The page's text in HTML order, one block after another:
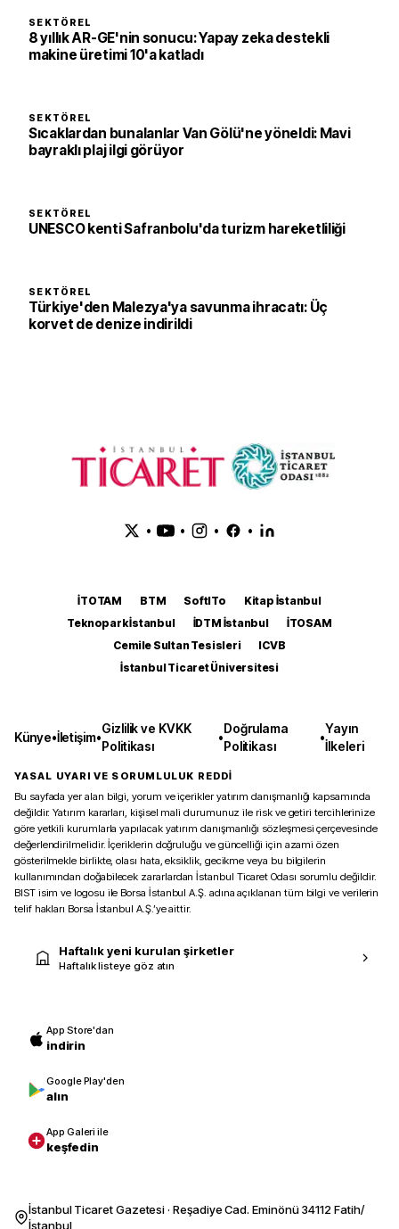
SEKTÖREL
8 yıllık AR-GE'nin sonucu: Yapay zeka destekli
makine üretimi 10'a katladı
SEKTÖREL
Sıcaklardan bunalanlar Van Gölü'ne yöneldi: Mavi
bayraklı plaj ilgi görüyor
SEKTÖREL
UNESCO kenti Safranbolu'da turizm hareketliliği
SEKTÖREL
Türkiye'den Malezya'ya savunma ihracatı: Üç
korvet de denize indirildi
• • • •
İTOTAM BTM SoftITo
Kitap İstanbul
Teknopark İstanbul
İDTM İstanbul
İTOSAM
Cemile Sultan Tesisleri
ICVB
İstanbul Ticaret Üniversitesi
Künye•İletişim•
Gizlilik ve KVKK
Politikası
•
Doğrulama
Politikası
•
Yayın
İlkeleri
YASAL UYARI VE SORUMLULUK REDDİ
Bu sayfada yer alan bilgi, yorum ve içerikler yatırım danışmanlığı kapsamında
değildir. Yatırım kararları, kişisel mali durumunuz ile risk ve getiri tercihlerinize
göre yetkili kurumlarla yapılacak yatırım danışmanlığı sözleşmesi çerçevesinde
değerlendirilmelidir. İçeriklerin doğruluğu ve güncelliği için azami özen
gösterilmekle birlikte, olası hata, eksiklik, gecikme veya bu bilgilerin
kullanımından doğabilecek zararlardan İstanbul Ticaret Odası sorumlu değildir.
BIST isim ve logosu ile Borsa İstanbul A.Ş. adına açıklanan tüm bilgi ve verilerin
telif hakları Borsa İstanbul A.Ş.’ye aittir.
Haftalık yeni kurulan şirketler
Haftalık listeye göz atın
App Store'dan
indirin
Google Play'den
alın
App Galeri ile
keşfedin
İstanbul Ticaret Gazetesi · Reşadiye Cad. Eminönü 34112 Fatih/
İstanbul